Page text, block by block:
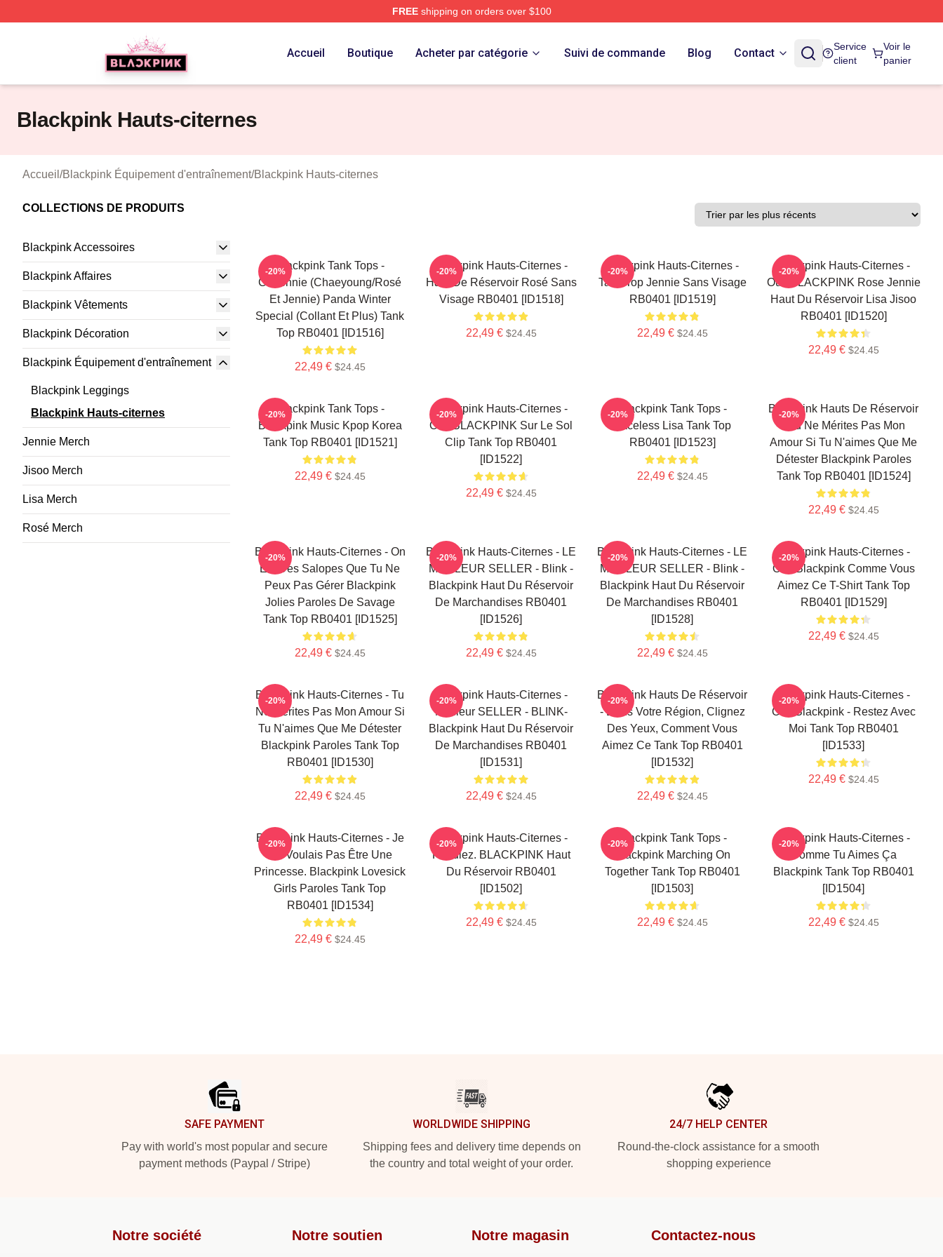
FREEshipping on orders over $100
BLACKPINK Shop - Official BLACKPINK Merchandise Store
Accueil Boutique Acheter par catégorie Suivi de commande Blog Contact
Service
client
Voir le
panier
Blackpink Hauts-citernes
Accueil /Blackpink Équipement d'entraînement/Blackpink Hauts-citernes
COLLECTIONS DE PRODUITS
Blackpink Accessoires
Blackpink Affaires
Blackpink Vêtements
Blackpink Décoration
Blackpink Équipement d'entraînement
Blackpink Leggings
Blackpink Hauts-citernes
Jennie Merch
Jisoo Merch
Lisa Merch
Rosé Merch
Blackpink Tank Tops -
Chaennie (Chaeyoung/Rosé
Et Jennie) Panda Winter
Special (collant Et Plus) Tank
Top RB0401 [ID1516]
22,49 € $24.45
-20%
Blackpink Hauts-Citernes -
Haut De Réservoir Rosé Sans
Visage RB0401 [ID1518]
22,49 € $24.45
-20%
Blackpink Hauts-Citernes -
Tank Top Jennie Sans Visage
RB0401 [ID1519]
22,49 € $24.45
-20%
Blackpink Hauts-Citernes -
Oui. BLACKPINK Rose Jennie
Haut Du Réservoir Lisa Jisoo
RB0401 [ID1520]
22,49 € $24.45
-20%
Blackpink Tank Tops -
Blackpink Music Kpop Korea
Tank Top RB0401 [ID1521]
22,49 € $24.45
-20%
Blackpink Hauts-Citernes -
Oui. BLACKPINK Sur Le Sol
Clip Tank Top RB0401
[ID1522]
22,49 € $24.45
-20%
Blackpink Tank Tops -
Faceless Lisa Tank Top
RB0401 [ID1523]
22,49 € $24.45
-20%
Blackpink Hauts De Réservoir
- Tu Ne Mérites Pas Mon
Amour Si Tu N'aimes Que Me
Détester Blackpink Paroles
Tank Top RB0401 [ID1524]
22,49 € $24.45
-20%
Blackpink Hauts-Citernes - On
Est Des Salopes Que Tu Ne
Peux Pas Gérer Blackpink
Jolies Paroles De Savage
Tank Top RB0401 [ID1525]
22,49 € $24.45
-20%
Blackpink Hauts-Citernes - LE
MEILLEUR SELLER - Blink -
Blackpink Haut Du Réservoir
De Marchandises RB0401
[ID1526]
22,49 € $24.45
-20%
Blackpink Hauts-Citernes - LE
MEILLEUR SELLER - Blink -
Blackpink Haut Du Réservoir
De Marchandises RB0401
[ID1528]
22,49 € $24.45
-20%
Blackpink Hauts-Citernes -
Oui. Blackpink Comme Vous
Aimez Ce T-Shirt Tank Top
RB0401 [ID1529]
22,49 € $24.45
-20%
Blackpink Hauts-Citernes - Tu
Ne Mérites Pas Mon Amour Si
Tu N'aimes Que Me Détester
Blackpink Paroles Tank Top
RB0401 [ID1530]
22,49 € $24.45
-20%
Blackpink Hauts-Citernes -
Meilleur SELLER - BLINK-
Blackpink Haut Du Réservoir
De Marchandises RB0401
[ID1531]
22,49 € $24.45
-20%
Blackpink Hauts De Réservoir
- Dans Votre Région, Clignez
Des Yeux, Comment Vous
Aimez Ce Tank Top RB0401
[ID1532]
22,49 € $24.45
-20%
Blackpink Hauts-Citernes -
Oui. Blackpink - Restez Avec
Moi Tank Top RB0401
[ID1533]
22,49 € $24.45
-20%
Blackpink Hauts-Citernes - Je
Ne Voulais Pas Être Une
Princesse. Blackpink Lovesick
Girls Paroles Tank Top
RB0401 [ID1534]
22,49 € $24.45
-20%
Blackpink Hauts-Citernes -
Reculez. BLACKPINK Haut
Du Réservoir RB0401
[ID1502]
22,49 € $24.45
-20%
Blackpink Tank Tops -
Blackpink Marching On
Together Tank Top RB0401
[ID1503]
22,49 € $24.45
-20%
Blackpink Hauts-Citernes -
Comme Tu Aimes Ça
Blackpink Tank Top RB0401
[ID1504]
22,49 € $24.45
-20%
SAFE PAYMENT
Pay with world's most popular and secure
payment methods (Paypal / Stripe)
WORLDWIDE SHIPPING
Shipping fees and delivery time depends on
the country and total weight of your order.
24/7 HELP CENTER
Round-the-clock assistance for a smooth
shopping experience
Notre société Notre soutien Notre magasin Contactez-nous